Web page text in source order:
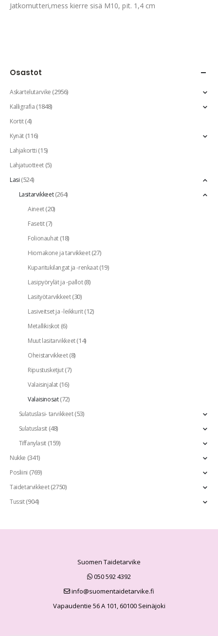
Jatkomutteri,mess kierre sisä M10, pit. 1,4 cm
Osastot
Askartelutarvike(2956)
Kalligrafia(1848)
Kortit(4)
Kynät(116)
Lahjakortti(15)
Lahjatuotteet(5)
Lasi(524)
Lasitarvikkeet(264)
Aineet(20)
Fasetit(7)
Folionauhat(18)
Hiomakone ja tarvikkeet(27)
Kuparitukilangat ja -renkaat(19)
Lasipyörylät ja -pallot(8)
Lasityötarvikkeet(30)
Lasiveitset ja -leikkurit(12)
Metallikiskot(6)
Muut lasitarvikkeet(14)
Oheistarvikkeet(8)
Ripustusketjut(7)
Valaisinjalat(16)
Valaisinosat(72)
Sulatuslasi- tarvikkeet(53)
Sulatuslasit(48)
Tiffanylasit(159)
Nukke (341)
Posliini (769)
Taidetarvikkeet(2750)
Tussit(904)
Suomen Taidetarvike
050 592 4392
info@suomentaidetarvike.fi
Vapaudentie 56 A 101, 60100 Seinäjoki